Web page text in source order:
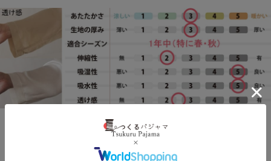
素材について